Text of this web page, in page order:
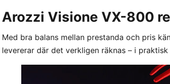
Arozzi Visione VX-800
Med bra balans mellan prestanda och pris
levererar där det verkligen räknas – i